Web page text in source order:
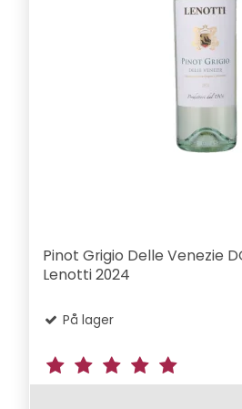
Pinot Grigio Delle Venezie
Lenotti 2024
På lager